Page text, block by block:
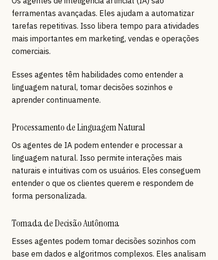
ferramentas avançadas. Eles ajudam a automatizar
tarefas repetitivas. Isso libera tempo para atividades
mais importantes em marketing, vendas e operações
comerciais.
Esses agentes têm habilidades como entender a
linguagem natural, tomar decisões sozinhos e
aprender continuamente.
Processamento de Linguagem Natural
Os agentes de IA podem entender e processar a
linguagem natural. Isso permite interações mais
naturais e intuitivas com os usuários. Eles conseguem
entender o que os clientes querem e respondem de
forma personalizada.
Tomada de Decisão Autônoma
Esses agentes podem tomar decisões sozinhos com
base em dados e algoritmos complexos. Eles analisam